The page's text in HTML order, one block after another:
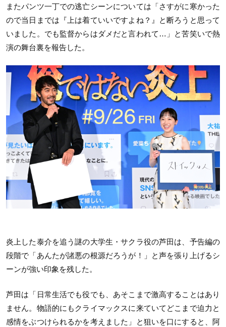
またパンツ一丁での逃亡シーンについては「さすがに寒かった
ので当日までは『上は着ていいですよね？』と断ろうと思って
いました。でも監督からはダメだと言われて…」と苦笑いで熱
演の舞台裏を報告した。
炎上した泰介を追う謎の大学生・サクラ役の芦田は、予告編の
段階で「あんたが諸悪の根源だろうが！」と声を張り上げるシ
ーンが強い印象を残した。
芦田は「日常生活でも役でも、あそこまで激高することはあり
ません。物語的にもクライマックスに来ていてどこまで迫力と
感情をぶつけられるかを考えました」と狙いを口にすると、阿